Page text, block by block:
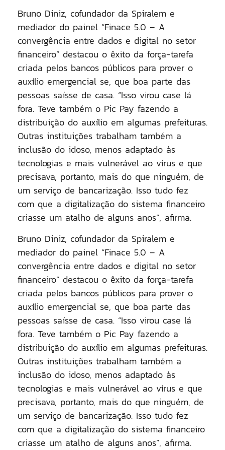
Bruno Diniz, cofundador da Spiralem e
mediador do painel “Finace 5.0 – A
convergência entre dados e digital no setor
financeiro” destacou o êxito da força-tarefa
criada pelos bancos públicos para prover o
auxílio emergencial se, que boa parte das
pessoas saísse de casa. “Isso virou case lá
fora. Teve também o Pic Pay fazendo a
distribuição do auxílio em algumas prefeituras.
Outras instituições trabalham também a
inclusão do idoso, menos adaptado às
tecnologias e mais vulnerável ao vírus e que
precisava, portanto, mais do que ninguém, de
um serviço de bancarização. Isso tudo fez
com que a digitalização do sistema financeiro
criasse um atalho de alguns anos”, afirma.
Bruno Diniz, cofundador da Spiralem e
mediador do painel “Finace 5.0 – A
convergência entre dados e digital no setor
financeiro” destacou o êxito da força-tarefa
criada pelos bancos públicos para prover o
auxílio emergencial se, que boa parte das
pessoas saísse de casa. “Isso virou case lá
fora. Teve também o Pic Pay fazendo a
distribuição do auxílio em algumas prefeituras.
Outras instituições trabalham também a
inclusão do idoso, menos adaptado às
tecnologias e mais vulnerável ao vírus e que
precisava, portanto, mais do que ninguém, de
um serviço de bancarização. Isso tudo fez
com que a digitalização do sistema financeiro
criasse um atalho de alguns anos”, afirma.